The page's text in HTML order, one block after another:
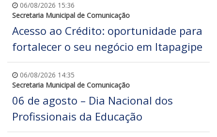
06/08/2026 15:36
Secretaria Municipal de Comunicação
Acesso ao Crédito: oportunidade para
fortalecer o seu negócio em Itapagipe
06/08/2026 14:35
Secretaria Municipal de Comunicação
06 de agosto – Dia Nacional dos
Profissionais da Educação